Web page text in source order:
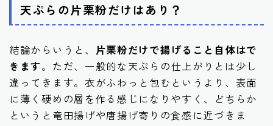
天ぷらの片栗粉だけはあり？
結論からいうと、 片栗粉だけで揚げること自体はで
きます。ただ、一般的な天ぷらの仕上がりとは少し
違ってきます。衣がふわっと包むというより、表面
に薄く硬めの層を作る感じになりやすく、どちらか
というと竜田揚げや唐揚げ寄りの食感に近づきま